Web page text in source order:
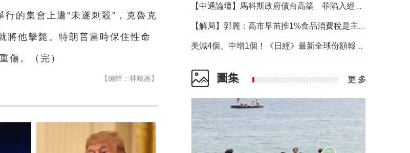
的集會上遭“未遂刺殺”，克魯克
將他擊斃。特朗普當時保住性命
傷。（完）
【編輯：林曉惠】 圖集 更 多